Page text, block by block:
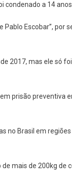
condenado a 14
Escobar”, por
2017, mas ele só
prisão preventiva
no Brasil em
mais de 200kg de